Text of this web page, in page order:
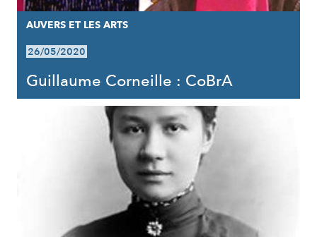
AUVERS ET LES ARTS
26/05/2020
Guillaume Corneille : CoBrA